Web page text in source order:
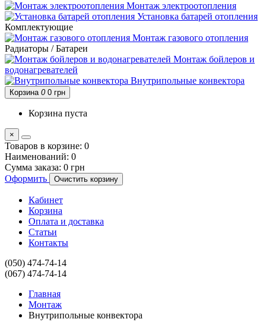
Монтаж электроотопления
Установка батарей отопления
Комплектующие
Монтаж газового отопления
Радиаторы / Батареи
Монтаж бойлеров и
водонагревателей
Внутрипольные конвектора
Корзина 0 0 грн
Корзина пуста
×
Товаров в корзине: 0
Наименований: 0
Сумма заказа: 0 грн
Оформить
Очистить корзину
Кабинет
Корзина
Оплата и доставка
Статьи
Контакты
(050) 474-74-14
(067) 474-74-14
Главная
Монтаж
Внутрипольные конвектора